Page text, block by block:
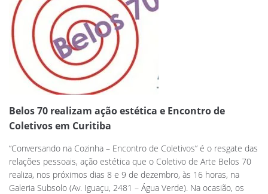
Belos 70 realizam ação estética e Encontro de
Coletivos em Curitiba
“Conversando na Cozinha – Encontro de Coletivos” é o resgate das
relações pessoais, ação estética que o Coletivo de Arte Belos 70
realiza, nos próximos dias 8 e 9 de dezembro, às 16 horas, na
Galeria Subsolo (Av. Iguaçu, 2481 – Água Verde). Na ocasião, os